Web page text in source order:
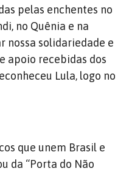
pelas enchentes no
no Quênia e na
nossa solidariedade e
apoio recebidas dos
Lula, logo no
que unem Brasil e
da “Porta do Não